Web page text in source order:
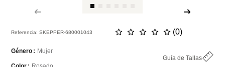
Referencia:SKEPPER-680001043 ☆ ☆ ☆ ☆ ☆ (0)
Género
Mujer
Guía de Tallas